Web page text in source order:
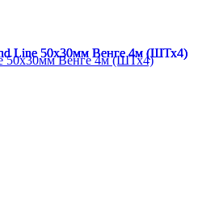
50х30мм Венге 4м (ШТх4)